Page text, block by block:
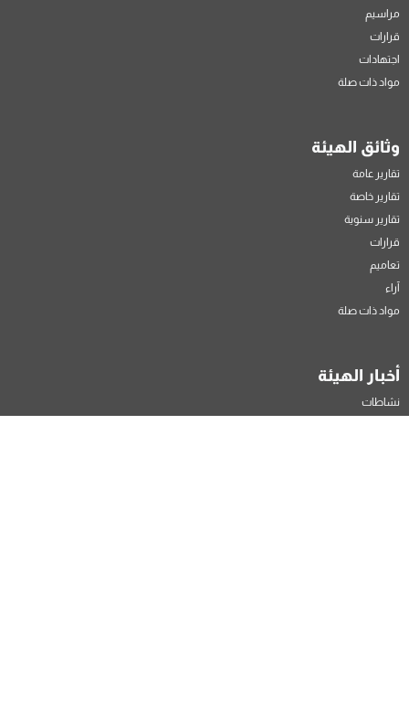
مراسيم
قرارات
اجتهادات
مواد ذات صلة
وثائق الهيئة
تقارير عامة
تقارير خاصة
تقارير سنوية
قرارات
تعاميم
آراء
مواد ذات صلة
أخبار الهيئة
نشاطات